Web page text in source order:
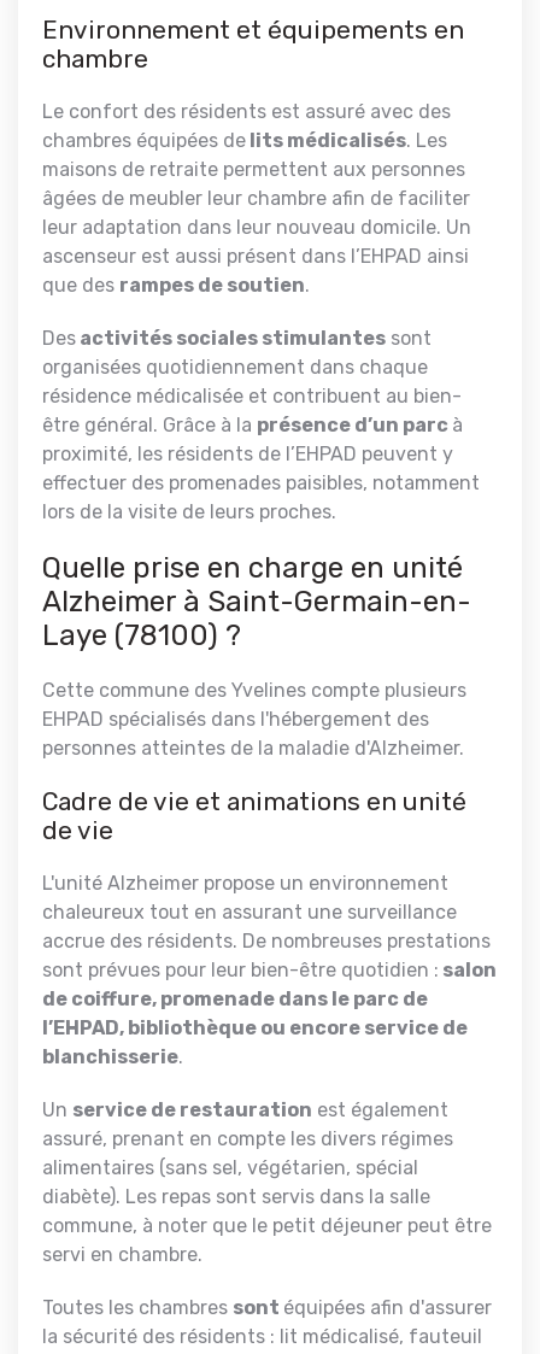
Environnement et équipements en
chambre
Le confort des résidents est assuré avec des
chambres équipées de lits médicalisés. Les
maisons de retraite permettent aux personnes
âgées de meubler leur chambre afin de faciliter
leur adaptation dans leur nouveau domicile. Un
ascenseur est aussi présent dans l’EHPAD ainsi
que des rampes de soutien.
Des activités sociales stimulantes sont
organisées quotidiennement dans chaque
résidence médicalisée et contribuent au bien-
être général. Grâce à la présence d’un parc à
proximité, les résidents de l’EHPAD peuvent y
effectuer des promenades paisibles, notamment
lors de la visite de leurs proches.
Quelle prise en charge en unité
Alzheimer à Saint-Germain-en-
Laye (78100) ?
Cette commune des Yvelines compte plusieurs
EHPAD spécialisés dans l'hébergement des
personnes atteintes de la maladie d'Alzheimer.
Cadre de vie et animations en unité
de vie
L'unité Alzheimer propose un environnement
chaleureux tout en assurant une surveillance
accrue des résidents. De nombreuses prestations
sont prévues pour leur bien-être quotidien : salon
de coiffure, promenade dans le parc de
l’EHPAD, bibliothèque ou encore service de
blanchisserie.
Un service de restauration est également
assuré, prenant en compte les divers régimes
alimentaires (sans sel, végétarien, spécial
diabète). Les repas sont servis dans la salle
commune, à noter que le petit déjeuner peut être
servi en chambre.
Toutes les chambres sont équipées afin d'assurer
la sécurité des résidents : lit médicalisé, fauteuil